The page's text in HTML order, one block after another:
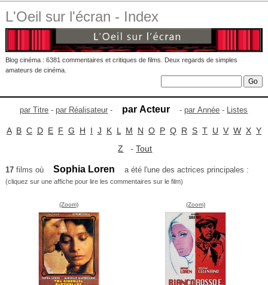
L'Oeil sur l'écran - Index
Blog cinéma : 6381 commentaires et critiques de films. Deux regards de simples
amateurs de cinéma.
par Titre -par Réalisateur - par Acteur -par Année - Listes
A B C D E F G H I J K L M N O P Q R S T U V W X Y
Z -Tout
17films où Sophia Loren a été l'une des actrices principales :
(cliquez sur une affiche pour lire les commentaires sur le film)
(Zoom) (Zoom)